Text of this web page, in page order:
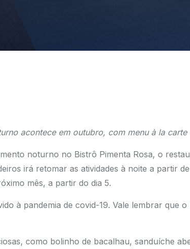
acontece em outubro, com menu à la carte
noturno no Bistrô Pimenta Rosa, o
irá retomar as atividades à noite a partir
mês, a partir do dia 5.
à pandemia de covid-19. Vale lembrar que o
como bolinho de bacalhau, sanduíche